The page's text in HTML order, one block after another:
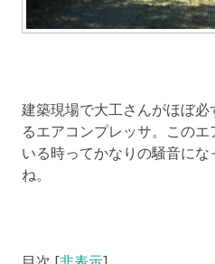
建築現場で大工さんがほぼ
るエアコンプレッサ。この
いる時ってかなりの騒音に
ね。